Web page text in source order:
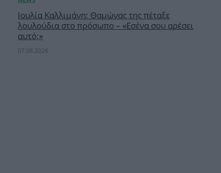
Ιουλία Καλλιμάνη: Θαμώνας της πέταξε
λουλούδια στο πρόσωπο – «Εσένα σου αρέσει
αυτό;»
07.08.2026